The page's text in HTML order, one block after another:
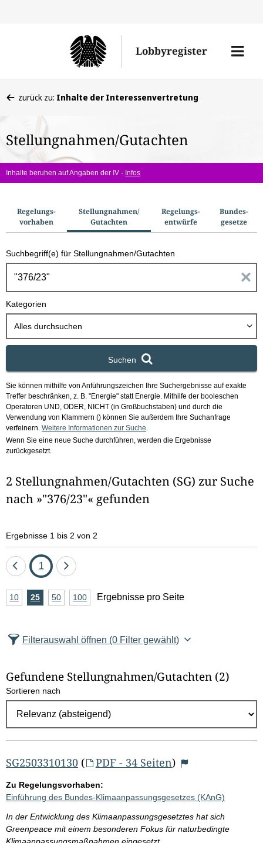
den
Lobbyregister
Menü
befinden
hier:
zurück zu: Inhalte der Interessenvertretung
Stellungnahmen/Gutachten
Inhalte beruhen auf Angaben der IV - Infos
u
c
h
o
Regelungs­
vorhaben
Stellungnahmen/​
Gutachten
Regelungs­
entwürfe
Bundes­
gesetze
Suchbegriff(e) für Stellungnahmen/Gutachten
n
g
a
m
h
Kategorien
Alles durchsuchen
Suchen
Sie können mithilfe von Anführungszeichen Ihre Suchergebnisse auf exakte
Treffer beschränken, z. B. "Energie" statt Energie. Mithilfe der booleschen
Operatoren UND, ODER, NICHT (in Großbuchstaben) und durch die
Verwendung von Klammern () können Sie außerdem Ihre Suchanfrage
verfeinern. Weitere Informationen zur Suche
Wenn Sie eine neue Suche durchführen, werden die Ergebnisse
zurückgesetzt.
2 Stellungnahmen/Gutachten (SG) zur Suche
nach »"376/23"« gefunden
Ergebnisse 1 bis 2 von 2
Eine
zurück
Seite
1
Eine
vor
A
z
l
E
g
e
b
n
i
s
s
10Ergebnisse
25Ergebnisse
50Ergebnisse
100Ergebnisse
Ergebnisse pro Seite
Filterauswahl öffnen (0 Filter gewählt)
Gefundene Stellungnahmen/⁠Gutachten (2)
Sortieren nach
SG2503310130 ( PDF - 34 Seiten)
Zu Regelungsvorhaben:
Einführung des Bundes-Klimaanpassungsgesetzes (KAnG)
In der Entwicklung des Klimaanpassungsgesetztes hat sich
Greenpeace mit einem besonderen Fokus für naturbedingte
Klimaanpassungsmaßnahmen eingesetzt.